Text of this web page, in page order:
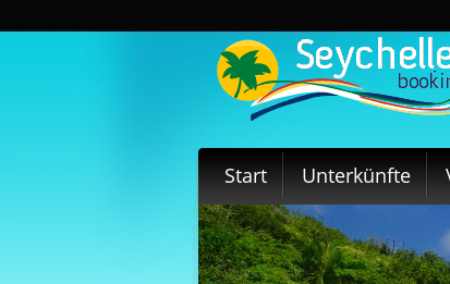
Start Unterkünfte